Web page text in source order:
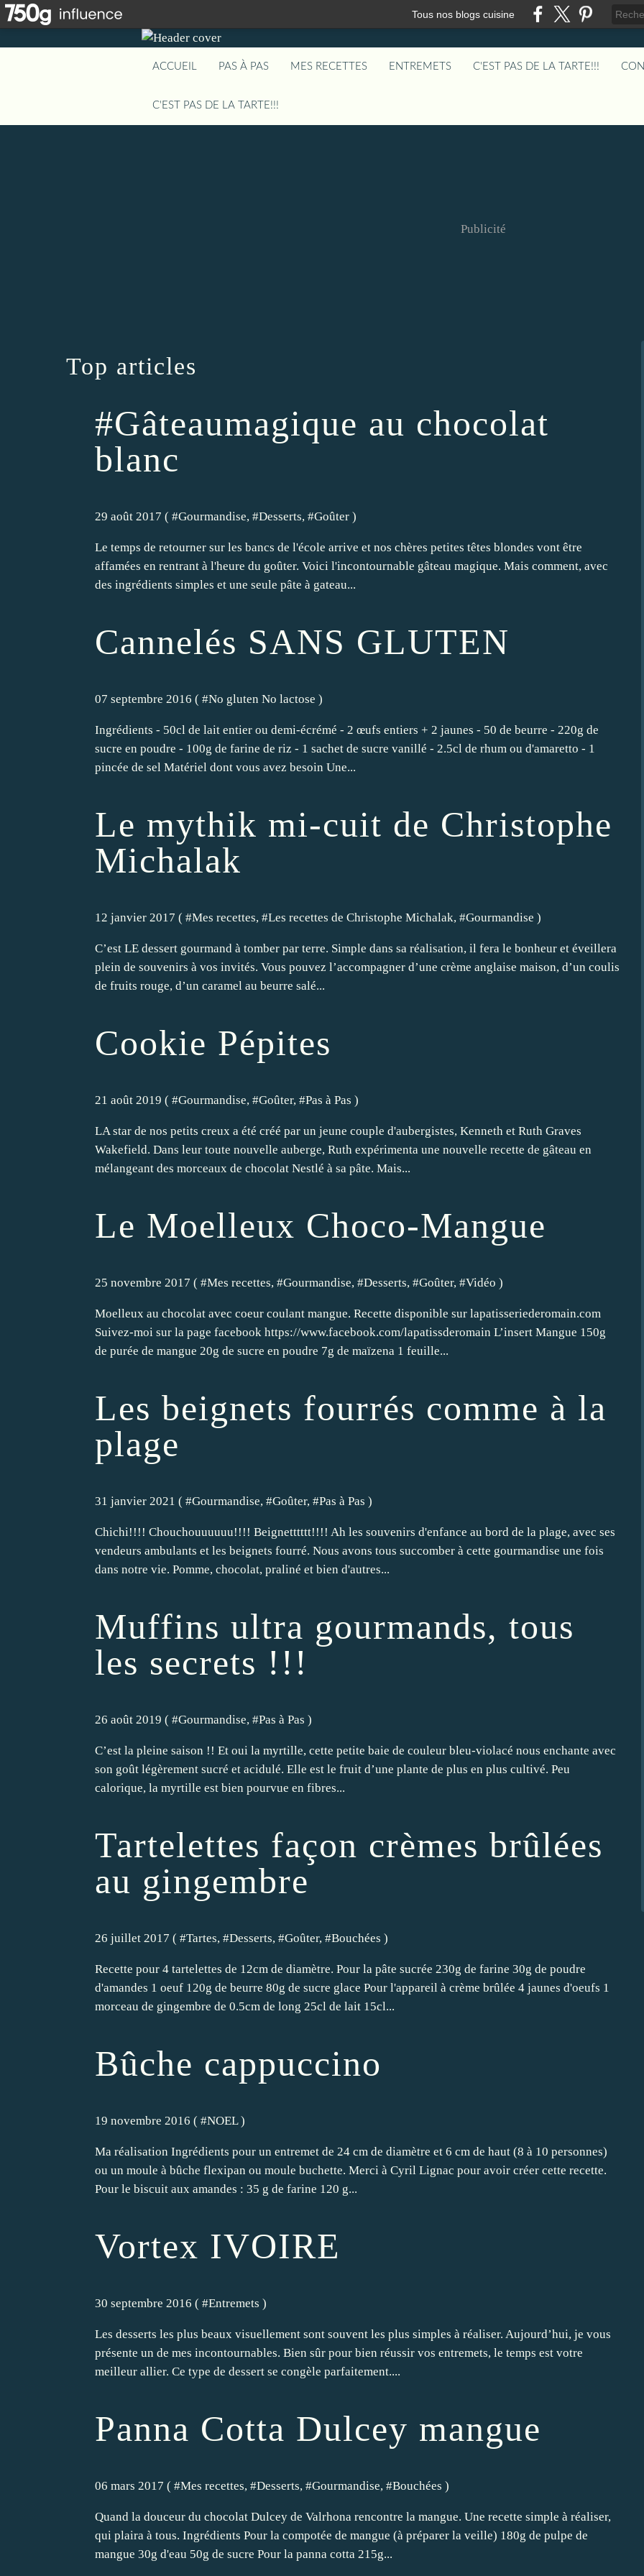
Tous nos blogs cuisine
ACCUEIL PAS À PAS MES RECETTES ENTREMETS C'EST PAS DE LA TARTE!!!
C'EST PAS DE LA TARTE!!!
Publicité
Top articles
#Gâteaumagique au chocolat
blanc
29 août 2017 ( #Gourmandise, #Desserts, #Goûter )
Le temps de retourner sur les bancs de l'école arrive et nos chères petites têtes blondes vont être
affamées en rentrant à l'heure du goûter. Voici l'incontournable gâteau magique. Mais comment, avec
des ingrédients simples et une seule pâte à gateau...
Cannelés SANS GLUTEN
07 septembre 2016 ( #No gluten No lactose )
Ingrédients - 50cl de lait entier ou demi-écrémé - 2 œufs entiers + 2 jaunes - 50 de beurre - 220g de
sucre en poudre - 100g de farine de riz - 1 sachet de sucre vanillé - 2.5cl de rhum ou d'amaretto - 1
pincée de sel Matériel dont vous avez besoin Une...
Le mythik mi-cuit de Christophe
Michalak
12 janvier 2017 ( #Mes recettes, #Les recettes de Christophe Michalak, #Gourmandise )
C’est LE dessert gourmand à tomber par terre. Simple dans sa réalisation, il fera le bonheur et éveillera
plein de souvenirs à vos invités. Vous pouvez l’accompagner d’une crème anglaise maison, d’un coulis
de fruits rouge, d’un caramel au beurre salé...
Cookie Pépites
21 août 2019 ( #Gourmandise, #Goûter, #Pas à Pas )
LA star de nos petits creux a été créé par un jeune couple d'aubergistes, Kenneth et Ruth Graves
Wakefield. Dans leur toute nouvelle auberge, Ruth expérimenta une nouvelle recette de gâteau en
mélangeant des morceaux de chocolat Nestlé à sa pâte. Mais...
Le Moelleux Choco-Mangue
25 novembre 2017 ( #Mes recettes, #Gourmandise, #Desserts, #Goûter, #Vidéo )
Moelleux au chocolat avec coeur coulant mangue. Recette disponible sur lapatisseriederomain.com
Suivez-moi sur la page facebook https://www.facebook.com/lapatissderomain L’insert Mangue 150g
de purée de mangue 20g de sucre en poudre 7g de maïzena 1 feuille...
Les beignets fourrés comme à la
plage
31 janvier 2021 ( #Gourmandise, #Goûter, #Pas à Pas )
Chichi!!!! Chouchouuuuuu!!!! Beignetttttt!!!! Ah les souvenirs d'enfance au bord de la plage, avec ses
vendeurs ambulants et les beignets fourré. Nous avons tous succomber à cette gourmandise une fois
dans notre vie. Pomme, chocolat, praliné et bien d'autres...
Muffins ultra gourmands, tous
les secrets !!!
26 août 2019 ( #Gourmandise, #Pas à Pas )
C’est la pleine saison !! Et oui la myrtille, cette petite baie de couleur bleu-violacé nous enchante avec
son goût légèrement sucré et acidulé. Elle est le fruit d’une plante de plus en plus cultivé. Peu
calorique, la myrtille est bien pourvue en fibres...
Tartelettes façon crèmes brûlées
au gingembre
26 juillet 2017 ( #Tartes, #Desserts, #Goûter, #Bouchées )
Recette pour 4 tartelettes de 12cm de diamètre. Pour la pâte sucrée 230g de farine 30g de poudre
d'amandes 1 oeuf 120g de beurre 80g de sucre glace Pour l'appareil à crème brûlée 4 jaunes d'oeufs 1
morceau de gingembre de 0.5cm de long 25cl de lait 15cl...
Bûche cappuccino
19 novembre 2016 ( #NOEL)
Ma réalisation Ingrédients pour un entremet de 24 cm de diamètre et 6 cm de haut (8 à 10 personnes)
ou un moule à bûche flexipan ou moule buchette. Merci à Cyril Lignac pour avoir créer cette recette.
Pour le biscuit aux amandes : 35 g de farine 120 g...
Vortex IVOIRE
30 septembre 2016 ( #Entremets )
Les desserts les plus beaux visuellement sont souvent les plus simples à réaliser. Aujourd’hui, je vous
présente un de mes incontournables. Bien sûr pour bien réussir vos entremets, le temps est votre
meilleur allier. Ce type de dessert se congèle parfaitement....
Panna Cotta Dulcey mangue
06 mars 2017 ( #Mes recettes, #Desserts, #Gourmandise, #Bouchées )
Quand la douceur du chocolat Dulcey de Valrhona rencontre la mangue. Une recette simple à réaliser,
qui plaira à tous. Ingrédients Pour la compotée de mangue (à préparer la veille) 180g de pulpe de
mangue 30g d'eau 50g de sucre Pour la panna cotta 215g...